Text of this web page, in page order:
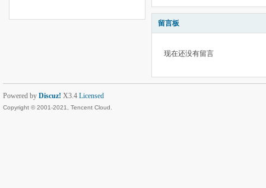
留言板
现在还没有留言
Powered by Discuz! X3.4 Licensed
Copyright © 2001-2021, Tencent Cloud.